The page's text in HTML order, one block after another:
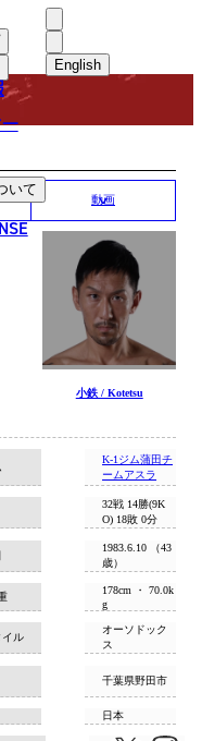
한국어
中文（简体
中文（繁體
العربية
いて
English
動画
小鉄 / Kotetsu
K-1ジム蒲田チ
ームアスラ
32戦 14勝(9K
O) 18敗 0分
1983.6.10 （43
歳）
178cm ・ 70.0k
g
イル
オーソドック
ス
千葉県野田市
日本